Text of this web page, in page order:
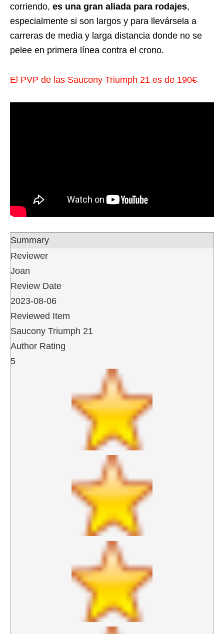
corriendo, es una gran aliada para rodajes,
especialmente si son largos y para llevársela a
carreras de media y larga distancia donde no se
pelee en primera línea contra el crono.
El PVP de las Saucony Triumph 21 es de 190€
Summary
Reviewer
Joan
Review Date
2023-08-06
Reviewed Item
Saucony Triumph 21
Author Rating
5